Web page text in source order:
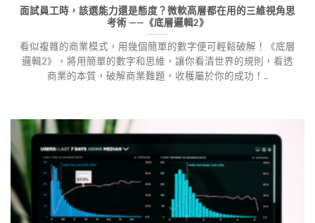
面試員工時，該選能力還是態度？微軟高層都在用的三維視角思
考術 ——《底層邏輯2》
看似複雜的商業模式，用幾個簡單的數字便可輕鬆破解！《底層
邏輯2》，將用簡單的數字和思維，讓你看清世界的規則，看透
商業的本質，破解商業難題，收穫屬於你的成功！..